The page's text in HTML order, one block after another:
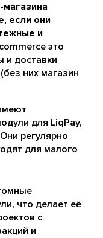
магазина
если они
и
это
и доставки
них магазин
для LiqPay,
регулярно
для малого
что делает её
с
и